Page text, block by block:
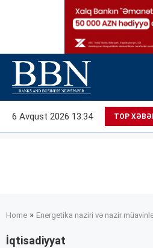
6 Avqust 2026 13:34 TOP
Home » Energetika naziri və nazir
İqtisadiyyat